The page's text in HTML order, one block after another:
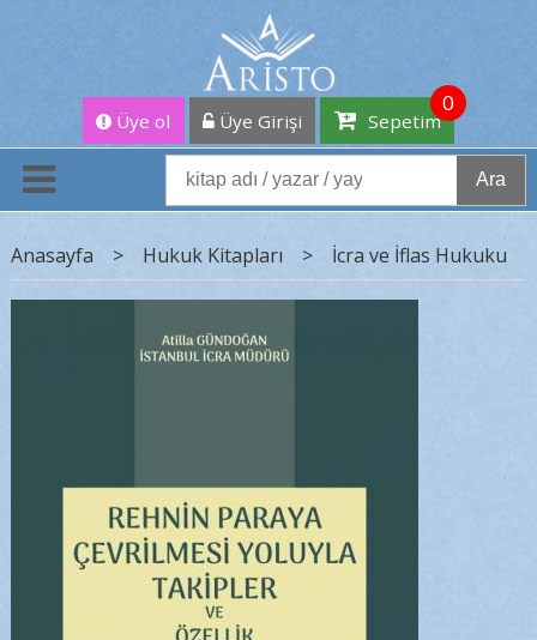
Üye ol Üye Girişi Sepetim
0
Ara
Anasayfa > Hukuk Kitapları > İcra ve İflas Hukuku